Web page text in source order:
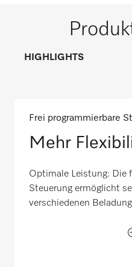
HIGHLIGHTS
Frei programmierbare
Mehr
Optimale Leistung: Die
Steuerung ermöglicht
verschiedenen